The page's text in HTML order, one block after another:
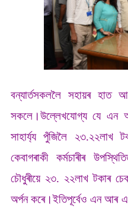
বন্যাৰ্তসকললৈ সহায়ৰ হাত
সকলে।উল্লেখযোগ্য যে এন
সাহাৰ্য্য পুঁজিলৈ
কেবাগৰাকী কৰ্মচাৰীৰ
চৌধুৰীয়ে ২৩. ২২লাখ টকাৰ
অৰ্পন কৰে।ইতিপূৰ্বেও এন আৰ